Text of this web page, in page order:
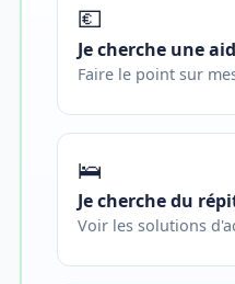
💶
Je cherche une
Faire le point sur
🛌
Je cherche du
Voir les solutions